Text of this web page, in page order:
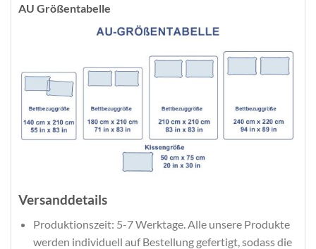
AU Größentabelle
Versanddetails
Produktionszeit: 5-7 Werktage. Alle unsere Produkte
werden individuell auf Bestellung gefertigt, sodass die